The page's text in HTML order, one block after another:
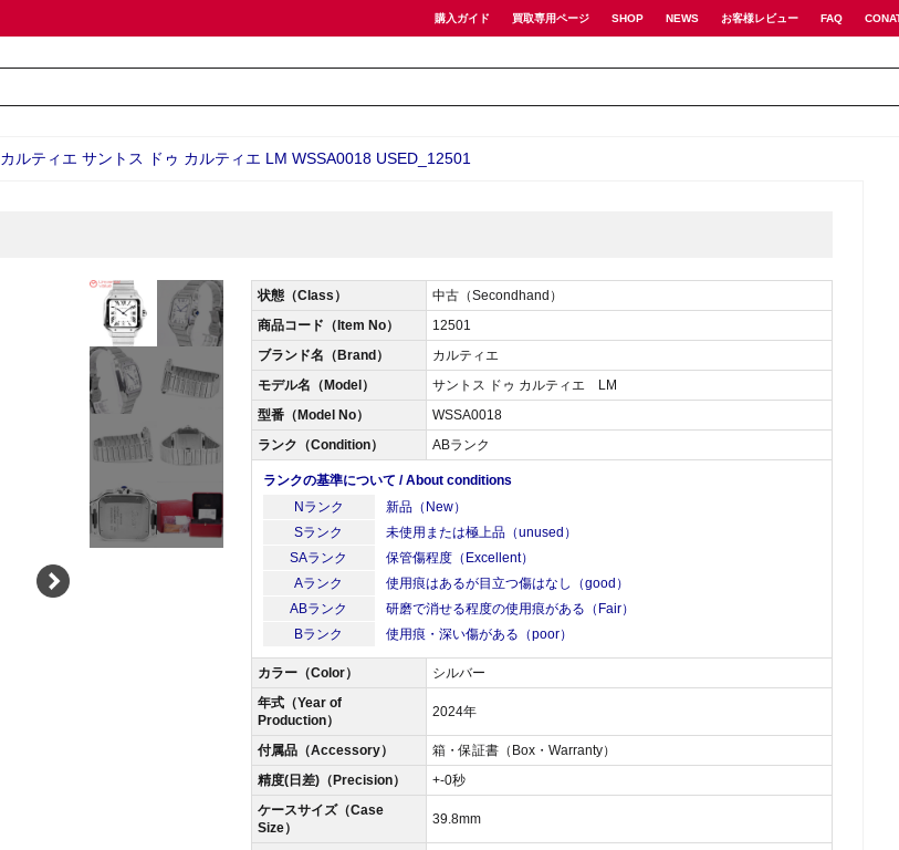
購入ガイド 買取専用ページ SHOP NEWS お客様レビュー FAQ
カルティエ サントス ドゥ カルティエ LM WSSA0018 USED_12501
状態（Class）
中古（Secondhand）
商品コード（Item No）
12501
ブランド名（Brand）
カルティエ
モデル名（Model）
サントス ドゥ カルティエ LM
型番（Model No）
WSSA0018
ランク（Condition）
ABランク
ランクの基準について / About conditions
Nランク
新品（New）
Sランク
未使用または極上品（unused）
SAランク
保管傷程度（Excellent）
Aランク
使用痕はあるが目立つ傷はなし（good）
ABランク
研磨で消せる程度の使用痕がある（Fair）
Bランク
使用痕・深い傷がある（poor）
カラー（Color）
シルバー
年式（Year of
Production）
2024年
付属品（Accessory）
箱・保証書（Box・Warranty）
精度(日差)（Precision）
+-0秒
ケースサイズ（Case
Size）
39.8mm